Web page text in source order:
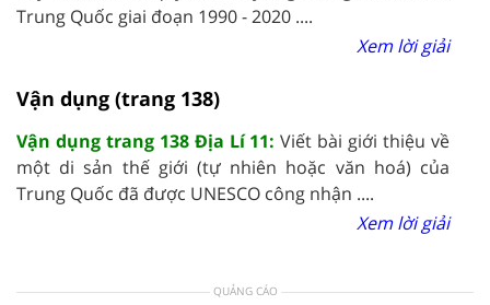
Trung Quốc giai đoạn 1990 - 2020 ....
Xem lời giải
Vận dụng (trang 138)
Vận dụng trang 138 Địa Lí 11:Viết bài giới thiệu về
một di sản thế giới (tự nhiên hoặc văn hoá) của
Trung Quốc đã được UNESCO công nhận ....
Xem lời giải
QUẢNG CÁO